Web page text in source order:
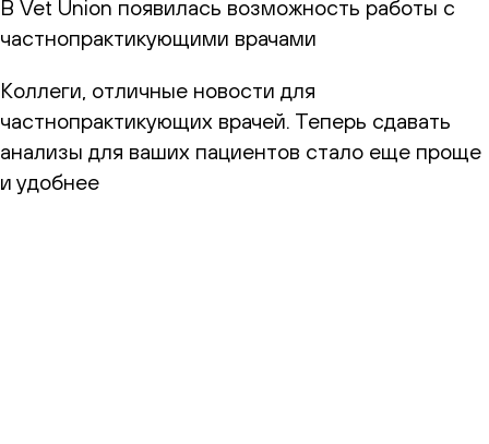
В Vet Union появилась возможность работы с
частнопрактикующими врачами
Коллеги, отличные новости для
частнопрактикующих врачей. Теперь сдавать
анализы для ваших пациентов стало еще проще
и удобнее